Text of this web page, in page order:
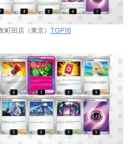
町田店（東京） TOP16